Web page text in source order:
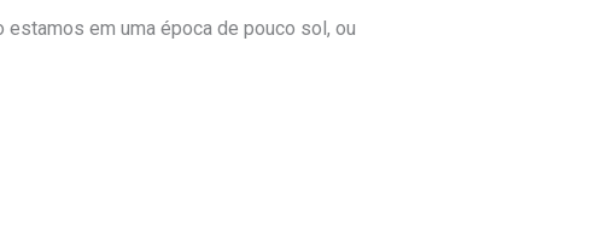
em uma época de pouco sol, ou